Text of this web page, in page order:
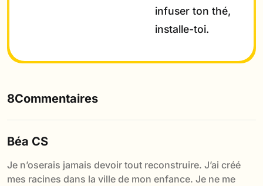
infuser ton thé,
installe-toi.
8Commentaires
Béa CS
Je n’oserais jamais devoir tout reconstruire. J’ai créé
mes racines dans la ville de mon enfance. Je ne me